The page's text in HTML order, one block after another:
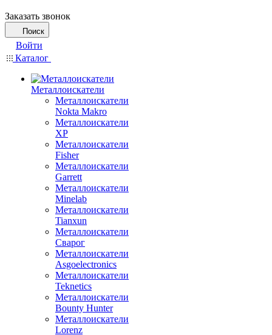
Заказать звонок
Поиск
Войти
Каталог
Металлоискатели
Металлоискатели
Nokta Makro
Металлоискатели
XP
Металлоискатели
Fisher
Металлоискатели
Garrett
Металлоискатели
Minelab
Металлоискатели
Tianxun
Металлоискатели
Сварог
Металлоискатели
Asgoelectronics
Металлоискатели
Teknetics
Металлоискатели
Bounty Hunter
Металлоискатели
Lorenz